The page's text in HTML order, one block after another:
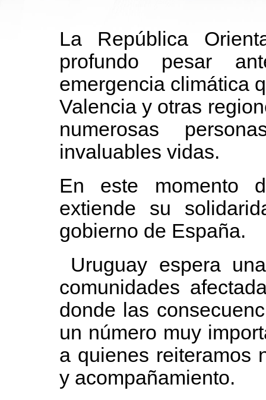
La República
profundo pesar
emergencia climática
Valencia y otras
numerosas
invaluables vidas.
En este momento
extiende su
gobierno de España.
Uruguay espera
comunidades
donde las
un número muy
a quienes reiteramos
y acompañamiento.